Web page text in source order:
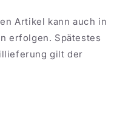
Artikel kann auch in
erfolgen. Spätestes
gilt der